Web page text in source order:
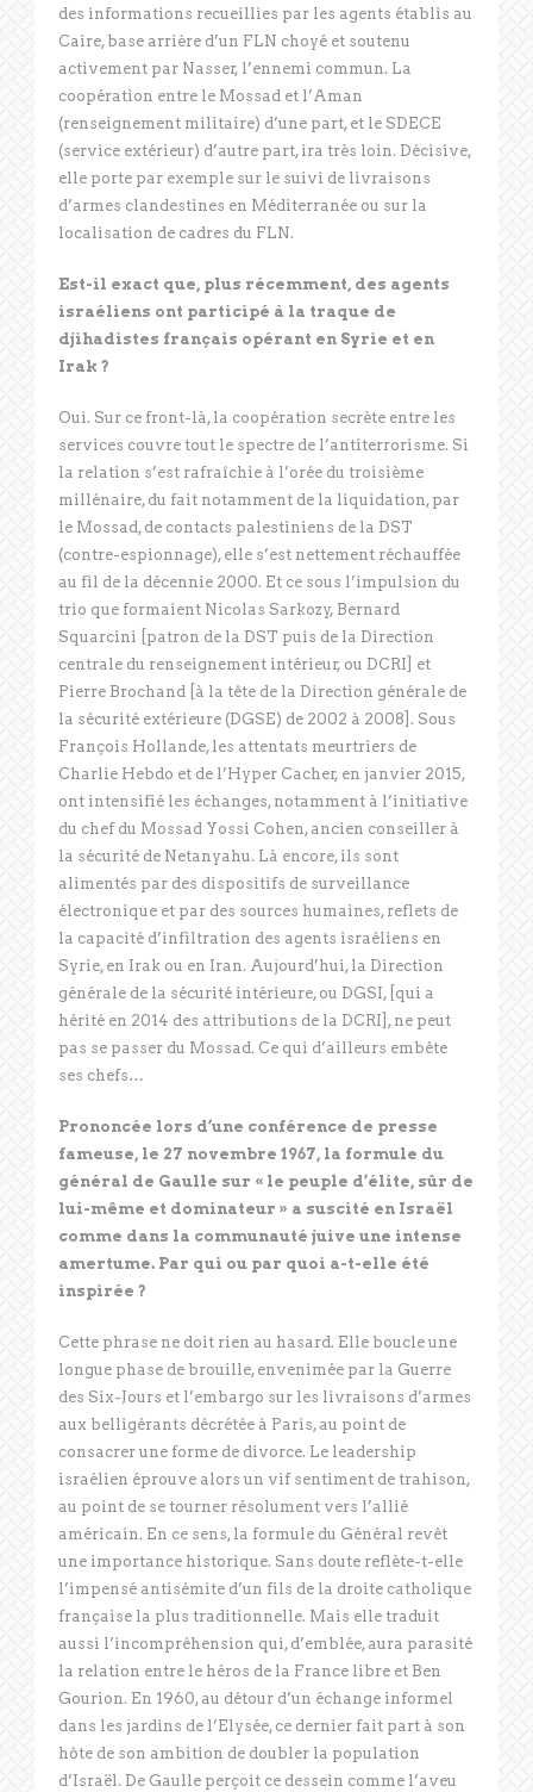
des informations recueillies par les agents établis au
Caire, base arrière d’un FLN choyé et soutenu
activement par Nasser, l’ennemi commun. La
coopération entre le Mossad et l’Aman
(renseignement militaire) d’une part, et le SDECE
(service extérieur) d’autre part, ira très loin. Décisive,
elle porte par exemple sur le suivi de livraisons
d’armes clandestines en Méditerranée ou sur la
localisation de cadres du FLN.
Est-il exact que, plus récemment, des agents
israéliens ont participé à la traque de
djihadistes français opérant en Syrie et en
Irak ?
Oui. Sur ce front-là, la coopération secrète entre les
services couvre tout le spectre de l’antiterrorisme. Si
la relation s’est rafraîchie à l’orée du troisième
millénaire, du fait notamment de la liquidation, par
le Mossad, de contacts palestiniens de la DST
(contre-espionnage), elle s’est nettement réchauffée
au fil de la décennie 2000. Et ce sous l’impulsion du
trio que formaient Nicolas Sarkozy, Bernard
Squarcini [patron de la DST puis de la Direction
centrale du renseignement intérieur, ou DCRI] et
Pierre Brochand [à la tête de la Direction générale de
la sécurité extérieure (DGSE) de 2002 à 2008]. Sous
François Hollande, les attentats meurtriers de
Charlie Hebdo et de l’Hyper Cacher, en janvier 2015,
ont intensifié les échanges, notamment à l’initiative
du chef du Mossad Yossi Cohen, ancien conseiller à
la sécurité de Netanyahu. Là encore, ils sont
alimentés par des dispositifs de surveillance
électronique et par des sources humaines, reflets de
la capacité d’infiltration des agents israéliens en
Syrie, en Irak ou en Iran. Aujourd’hui, la Direction
générale de la sécurité intérieure, ou DGSI, [qui a
hérité en 2014 des attributions de la DCRI], ne peut
pas se passer du Mossad. Ce qui d’ailleurs embête
ses chefs…
Prononcée lors d’une conférence de presse
fameuse, le 27 novembre 1967, la formule du
général de Gaulle sur « le peuple d’élite, sûr de
lui-même et dominateur » a suscité en Israël
comme dans la communauté juive une intense
amertume. Par qui ou par quoi a-t-elle été
inspirée ?
Cette phrase ne doit rien au hasard. Elle boucle une
longue phase de brouille, envenimée par la Guerre
des Six-Jours et l’embargo sur les livraisons d’armes
aux belligérants décrétée à Paris, au point de
consacrer une forme de divorce. Le leadership
israélien éprouve alors un vif sentiment de trahison,
au point de se tourner résolument vers l’allié
américain. En ce sens, la formule du Général revêt
une importance historique. Sans doute reflète-t-elle
l’impensé antisémite d’un fils de la droite catholique
française la plus traditionnelle. Mais elle traduit
aussi l’incompréhension qui, d’emblée, aura parasité
la relation entre le héros de la France libre et Ben
Gourion. En 1960, au détour d’un échange informel
dans les jardins de l’Elysée, ce dernier fait part à son
hôte de son ambition de doubler la population
d’Israël. De Gaulle perçoit ce dessein comme l’aveu